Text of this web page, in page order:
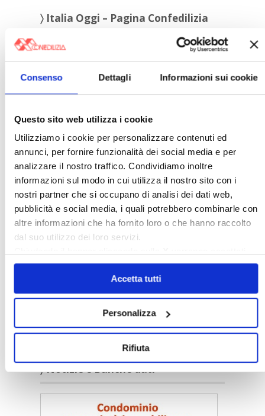
Consenso Dettagli Informazioni sui cookie
Questo sito web utilizza i cookie
Utilizziamo i cookie per personalizzare contenuti ed
annunci, per fornire funzionalità dei social media e per
analizzare il nostro traffico. Condividiamo inoltre
informazioni sul modo in cui utilizza il nostro sito con i
nostri partner che si occupano di analisi dei dati web,
pubblicità e social media, i quali potrebbero combinarle con
altre informazioni che ha fornito loro o che hanno raccolto
dal suo utilizzo dei loro servizi.
solo i cookie necessari.
Accetta tutti
Personalizza
Rifiuta
〉 Italia Oggi – Pagina Confedilizia
Italia Oggi – Luglio 2026
〉 Rubriche
〉 Notizie e Banche dati